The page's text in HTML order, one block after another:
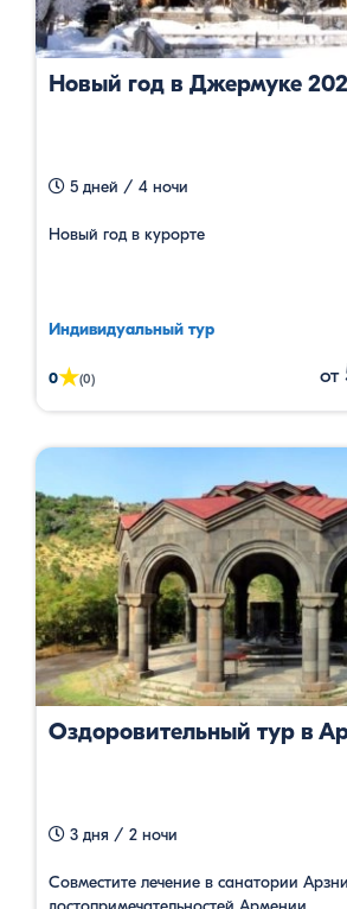
Новый год в Джермуке
5 дней / 4 ночи
Новый год в курорте
Индивидуальный тур
0★(0) от
Оздоровительный тур в
3 дня / 2 ночи
Совместите лечение в санатории